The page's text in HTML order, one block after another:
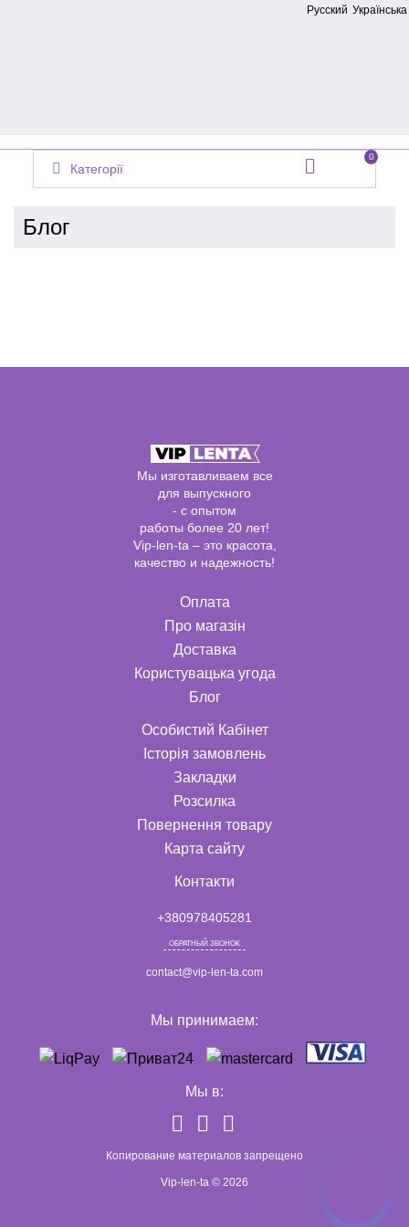
Русский Українська
Категорії
0
Блог
Мы изготавливаем все
для выпускного
- с опытом
работы более 20 лет!
Vip-len-ta – это красота,
качество и надежность!
Оплата
Про магазін
Доставка
Користувацька угода
Блог
Особистий Кабінет
Історія замовлень
Закладки
Розсилка
Повернення товару
Карта сайту
Контакти
+380978405281
ОБРАТНЫЙ ЗВОНОК
contact@vip-len-ta.com
Мы принимаем:
Мы в:
Копирование материалов запрещено
Vip-len-ta © 2026